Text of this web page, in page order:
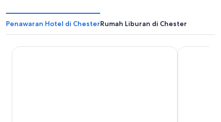
Penawaran Hotel di ChesterRumah Liburan di Chester
The Mill Hotel & Spa The